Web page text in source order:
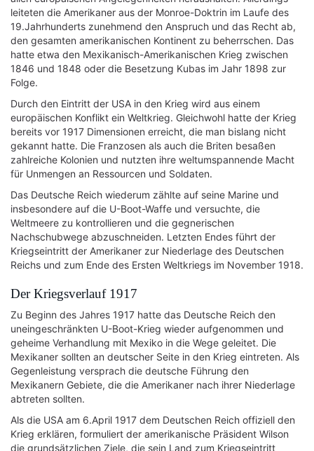
leiteten die Amerikaner aus der Monroe-Doktrin im Laufe des
19.Jahrhunderts zunehmend den Anspruch und das Recht ab,
den gesamten amerikanischen Kontinent zu beherrschen. Das
hatte etwa den Mexikanisch-Amerikanischen Krieg zwischen
1846 und 1848 oder die Besetzung Kubas im Jahr 1898 zur
Folge.
Durch den Eintritt der USA in den Krieg wird aus einem
europäischen Konflikt ein Weltkrieg. Gleichwohl hatte der Krieg
bereits vor 1917 Dimensionen erreicht, die man bislang nicht
gekannt hatte. Die Franzosen als auch die Briten besaßen
zahlreiche Kolonien und nutzten ihre weltumspannende Macht
für Unmengen an Ressourcen und Soldaten.
Das Deutsche Reich wiederum zählte auf seine Marine und
insbesondere auf die U-Boot-Waffe und versuchte, die
Weltmeere zu kontrollieren und die gegnerischen
Nachschubwege abzuschneiden. Letzten Endes führt der
Kriegseintritt der Amerikaner zur Niederlage des Deutschen
Reichs und zum Ende des Ersten Weltkriegs im November 1918.
Der Kriegsverlauf 1917
Zu Beginn des Jahres 1917 hatte das Deutsche Reich den
uneingeschränkten U-Boot-Krieg wieder aufgenommen und
geheime Verhandlung mit Mexiko in die Wege geleitet. Die
Mexikaner sollten an deutscher Seite in den Krieg eintreten. Als
Gegenleistung versprach die deutsche Führung den
Mexikanern Gebiete, die die Amerikaner nach ihrer Niederlage
abtreten sollten.
Als die USA am 6.April 1917 dem Deutschen Reich offiziell den
Krieg erklären, formuliert der amerikanische Präsident Wilson
die grundsätzlichen Ziele, die sein Land zum Kriegseintritt